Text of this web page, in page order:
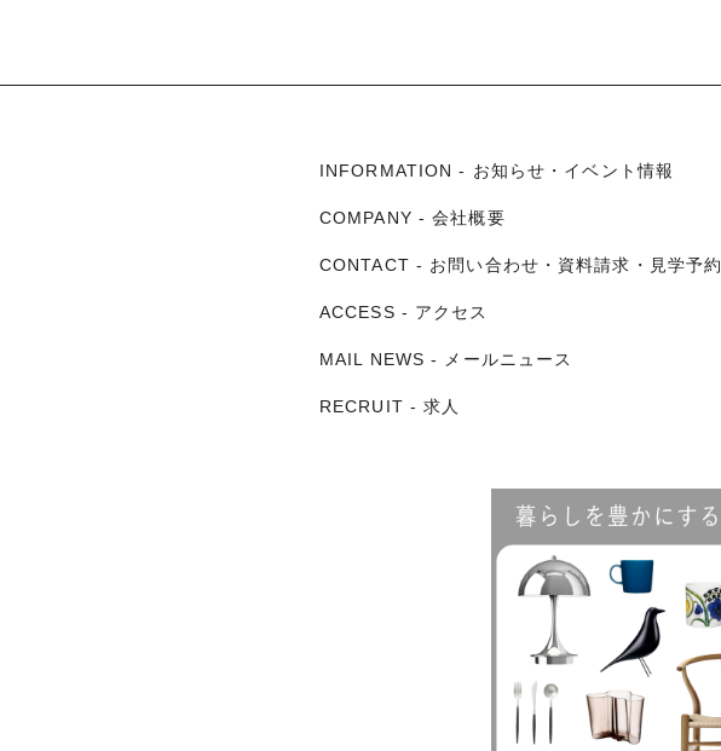
INFORMATION - お知らせ・イベント情報
COMPANY - 会社概要
CONTACT - お問い合わせ・資料請求・見学予約
ACCESS - アクセス
MAIL NEWS - メールニュース
RECRUIT - 求人